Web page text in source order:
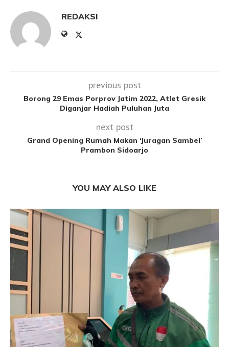
REDAKSI
previous post
Borong 29 Emas Porprov Jatim 2022, Atlet Gresik
Diganjar Hadiah Puluhan Juta
next post
Grand Opening Rumah Makan ‘Juragan Sambel’
Prambon Sidoarjo
YOU MAY ALSO LIKE